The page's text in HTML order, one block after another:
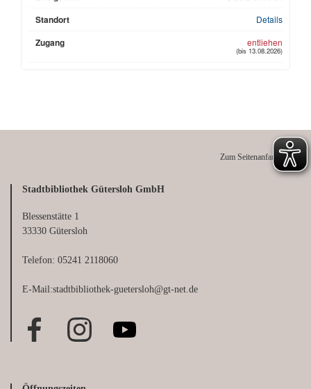
Zum Seitenanfang
Stadtbibliothek Gütersloh GmbH
Blessenstätte 1
33330 Gütersloh
Telefon: 05241 2118060
E-Mail:stadtbibliothek-guetersloh@gt-net.de